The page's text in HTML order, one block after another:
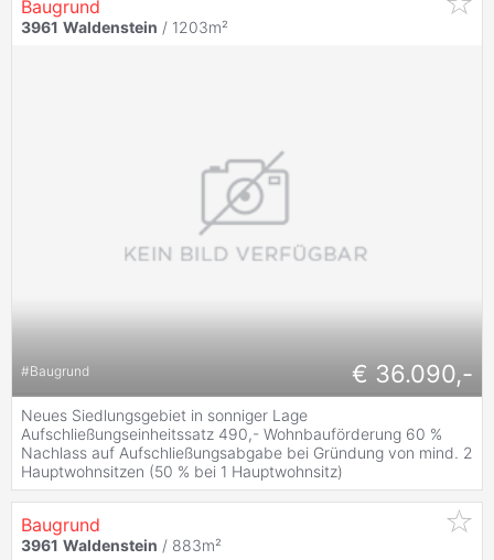
Baugrund
3961 Waldenstein / 1203m²
#Baugrund € 36.090,-
Neues Siedlungsgebiet in sonniger Lage
Aufschließungseinheitssatz 490,- Wohnbauförderung 60 %
Nachlass auf Aufschließungsabgabe bei Gründung von mind. 2
Hauptwohnsitzen (50 % bei 1 Hauptwohnsitz)
Baugrund
3961 Waldenstein / 883m²